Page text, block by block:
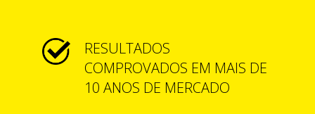
RESULTADOS
COMPROVADOS EM MAIS DE
10 ANOS DE MERCADO